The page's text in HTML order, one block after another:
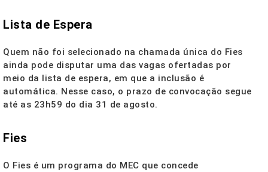
Lista de Espera
Quem não foi selecionado na chamada única do Fies
ainda pode disputar uma das vagas ofertadas por
meio da lista de espera, em que a inclusão é
automática. Nesse caso, o prazo de convocação segue
até as 23h59 do dia 31 de agosto.
Fies
O Fies é um programa do MEC que concede